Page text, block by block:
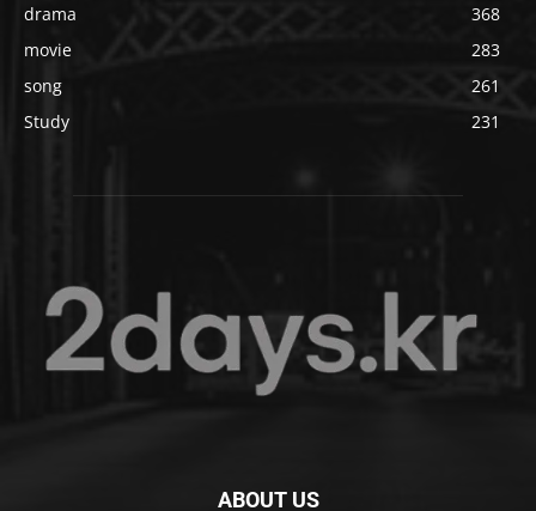
drama
368
movie
283
song
261
Study
231
ABOUT US